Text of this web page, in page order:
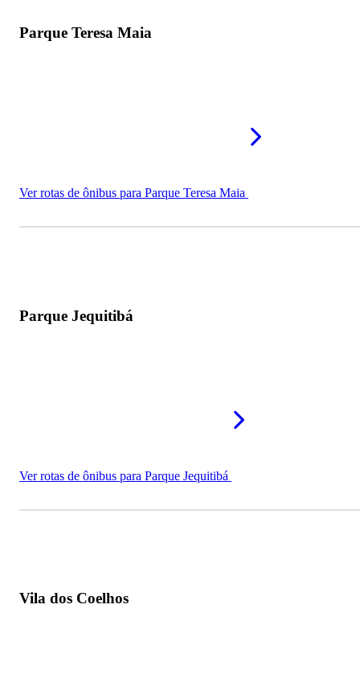
Parque Teresa Maia
Ver rotas de ônibus para Parque Teresa Maia
Parque Jequitibá
Ver rotas de ônibus para Parque Jequitibá
Vila dos Coelhos